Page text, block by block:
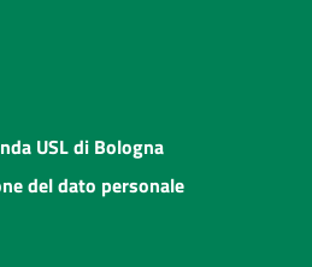
USL di Bologna
del dato personale